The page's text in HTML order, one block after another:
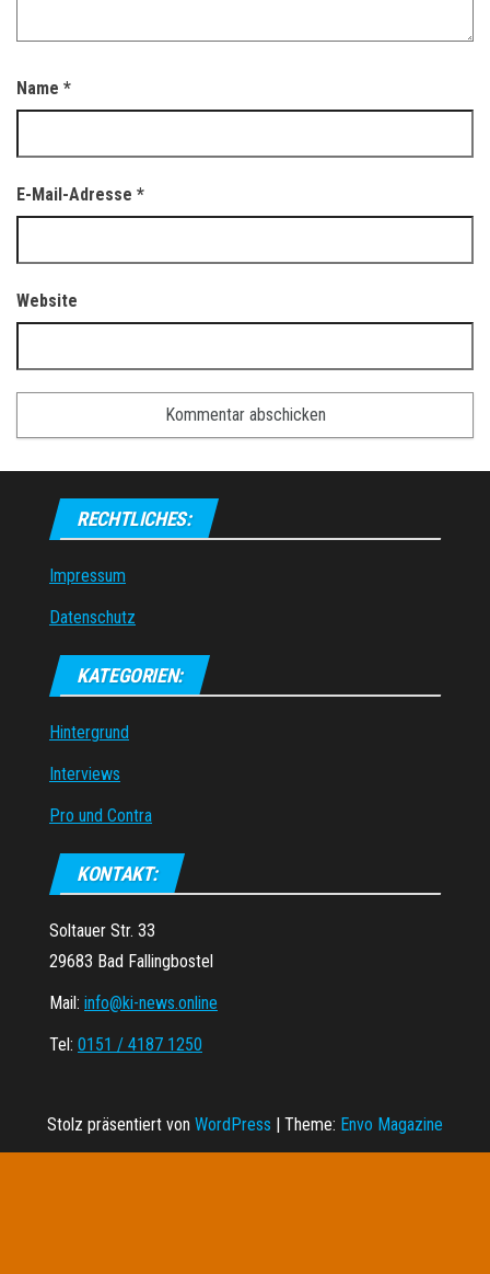
Name *
E-Mail-Adresse *
Website
RECHTLICHES:
Impressum
Datenschutz
KATEGORIEN:
Hintergrund
Interviews
Pro und Contra
KONTAKT:
Soltauer Str. 33
29683 Bad Fallingbostel
Mail: info@ki-news.online
Tel: 0151 / 4187 1250
Stolz präsentiert von WordPress Theme: Envo Magazine